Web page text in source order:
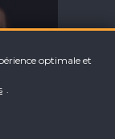
optimale et
.